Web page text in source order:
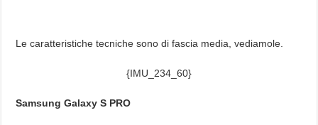
Le caratteristiche tecniche sono di fascia media, vediamole.
{IMU_234_60}
Samsung Galaxy S PRO